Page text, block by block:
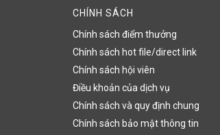
CHÍNH SÁCH
Chính sách điểm thưởng
Chính sách hot file/direct link
Chính sách hội viên
Điều khoản của dịch vụ
Chính sách và quy định chung
Chính sách bảo mật thông tin